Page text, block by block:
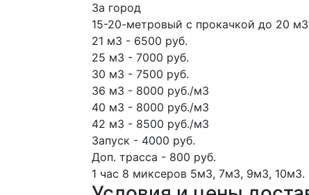
За город
15-20-метровый с прокачкой до 20
21 м3 - 6500 руб.
25 м3 - 7000 руб.
30 м3 - 7500 руб.
36 м3 - 8000 руб./м3
40 м3 - 8000 руб./м3
42 м3 - 8500 руб./м3
Запуск - 4000 руб.
Доп. трасса - 800 руб.
1 час 8 миксеров 5м3, 7м3, 9м3, 10м3.